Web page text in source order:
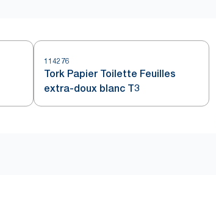
114276
Tork Papier Toilette Feuilles
extra-doux blanc T3